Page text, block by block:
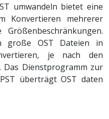
umwandeln bietet eine
Konvertieren mehrerer
große OST Dateien in
je nach den
Das Dienstprogramm zur
überträgt OST daten